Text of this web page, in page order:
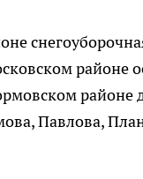
районе
районе
Павлова,